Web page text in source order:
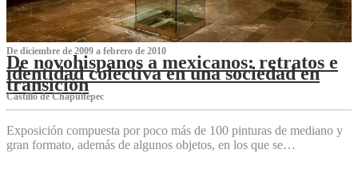
De diciembre de 2009 a febrero de 2010
De novohispanos a mexicanos: retratos e
identidad colectiva en una sociedad en
transición
Castillo de Chapultepec
Exposición compuesta por poco más de 100 pinturas de mediano y
gran formato, además de algunos objetos, en los que se…